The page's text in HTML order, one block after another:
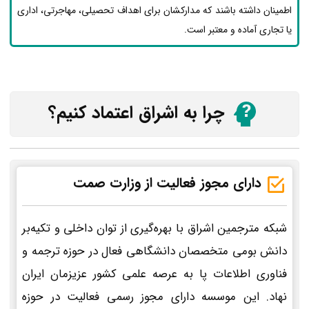
اطمینان داشته باشند که مدارکشان برای اهداف تحصیلی، مهاجرتی، اداری
یا تجاری آماده و معتبر است.
چرا به اشراق اعتماد کنیم؟
دارای مجوز فعالیت از وزارت صمت
شبکه مترجمین اشراق با بهره‌گیری از توان داخلی و تکیه‌بر
دانش بومی متخصصان دانشگاهی فعال در حوزه ترجمه و
فناوری اطلاعات پا به عرصه علمی کشور عزیزمان ایران
نهاد. این موسسه دارای مجوز رسمی فعالیت در حوزه